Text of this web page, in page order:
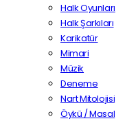
Halk Oyunları
Halk Şarkıları
Karikatür
Mimari
Müzik
Deneme
Nart Mitolojisi
Öykü / Masal